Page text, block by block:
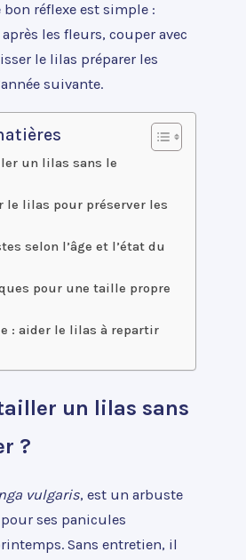
bon réflexe est simple :
les fleurs, couper avec
le lilas préparer les
suivante.
un lilas sans le
le lilas pour préserver les
selon l’âge et l’état du
pour une taille propre
: aider le lilas à repartir
un lilas sans
?
vulgaris, est un arbuste
ses panicules
Sans entretien, il